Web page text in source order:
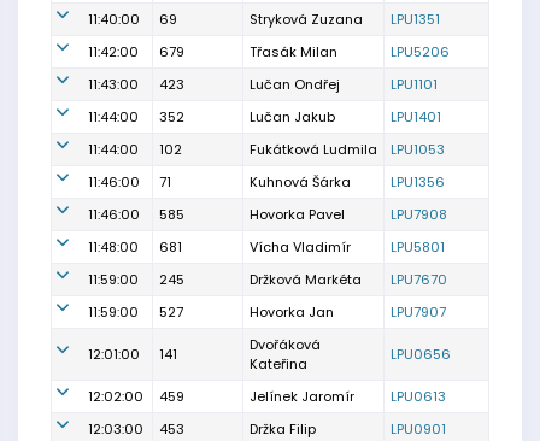
11:40:00
69 Stryková Zuzana
LPU1351
11:42:00
679 Třasák Milan
LPU5206
11:43:00
423 Lučan Ondřej
LPU1101
11:44:00
352 Lučan Jakub
LPU1401
11:44:00
102 Fukátková Ludmila
LPU1053
11:46:00
71 Kuhnová Šárka
LPU1356
11:46:00
585 Hovorka Pavel
LPU7908
11:48:00
681 Vícha Vladimír
LPU5801
11:59:00
245 Držková Markéta
LPU7670
11:59:00
527 Hovorka Jan LPU7907
12:01:00 141
Dvořáková
Kateřina
LPU0656
12:02:00 459 Jelínek Jaromír
LPU0613
12:03:00
453 Držka Filip
LPU0901